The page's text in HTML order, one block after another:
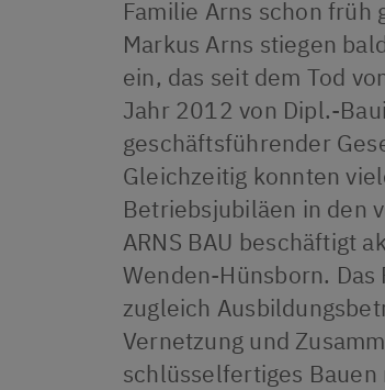
Familie Arns schon
Markus Arns stiegen
ein, das seit dem Tod
Jahr 2012 von Dipl.-
geschäftsführender
Gleichzeitig konnten
Betriebsjubiläen in den
ARNS BAU beschäftigt
Wenden-Hünsborn.
zugleich
Vernetzung und
schlüsselfertiges Bauen